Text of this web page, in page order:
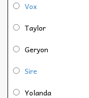
Vox
Taylor
Geryon
Sire
Yolanda